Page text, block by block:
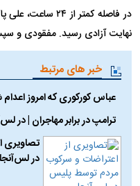
در فاصله کمتر از
نهایت آزادی رسید. مفقودی و
خبر های مرتبط
عباس کورکوری که امروز
ترامپ در برابر مهاجران |
تصاویری
در